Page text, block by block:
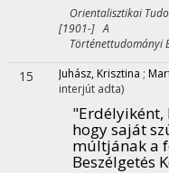
Orientalisztikai
[1901-] A
Történettudományi
15 Juhász, Krisztina ;
interjút adta)
"Erdélyiként,
hogy saját
múltjának a
Beszélgetés